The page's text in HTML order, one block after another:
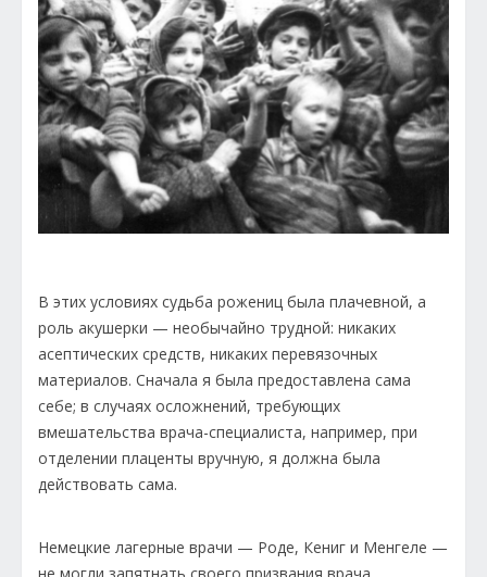
В этих условиях судьба рожениц была плачевной, а
роль акушерки — необычайно трудной: никаких
асептических средств, никаких перевязочных
материалов. Сначала я была предоставлена сама
себе; в случаях осложнений, требующих
вмешательства врача-специалиста, например, при
отделении плаценты вручную, я должна была
действовать сама.
Немецкие лагерные врачи — Роде, Кениг и Менгеле —